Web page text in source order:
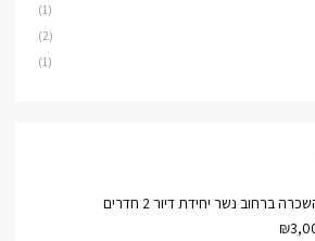
(1)
(2)
(1)
ברחוב נשר יחידת דיור 2 חדרים